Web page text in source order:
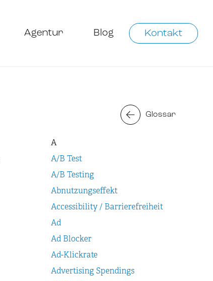
Agentur Blog Kontakt
Glossar
A
A/B Test
A/B Testing
Abnutzungseffekt
Accessibility / Barrierefreiheit
Ad
Ad Blocker
Ad-Klickrate
Advertising Spendings